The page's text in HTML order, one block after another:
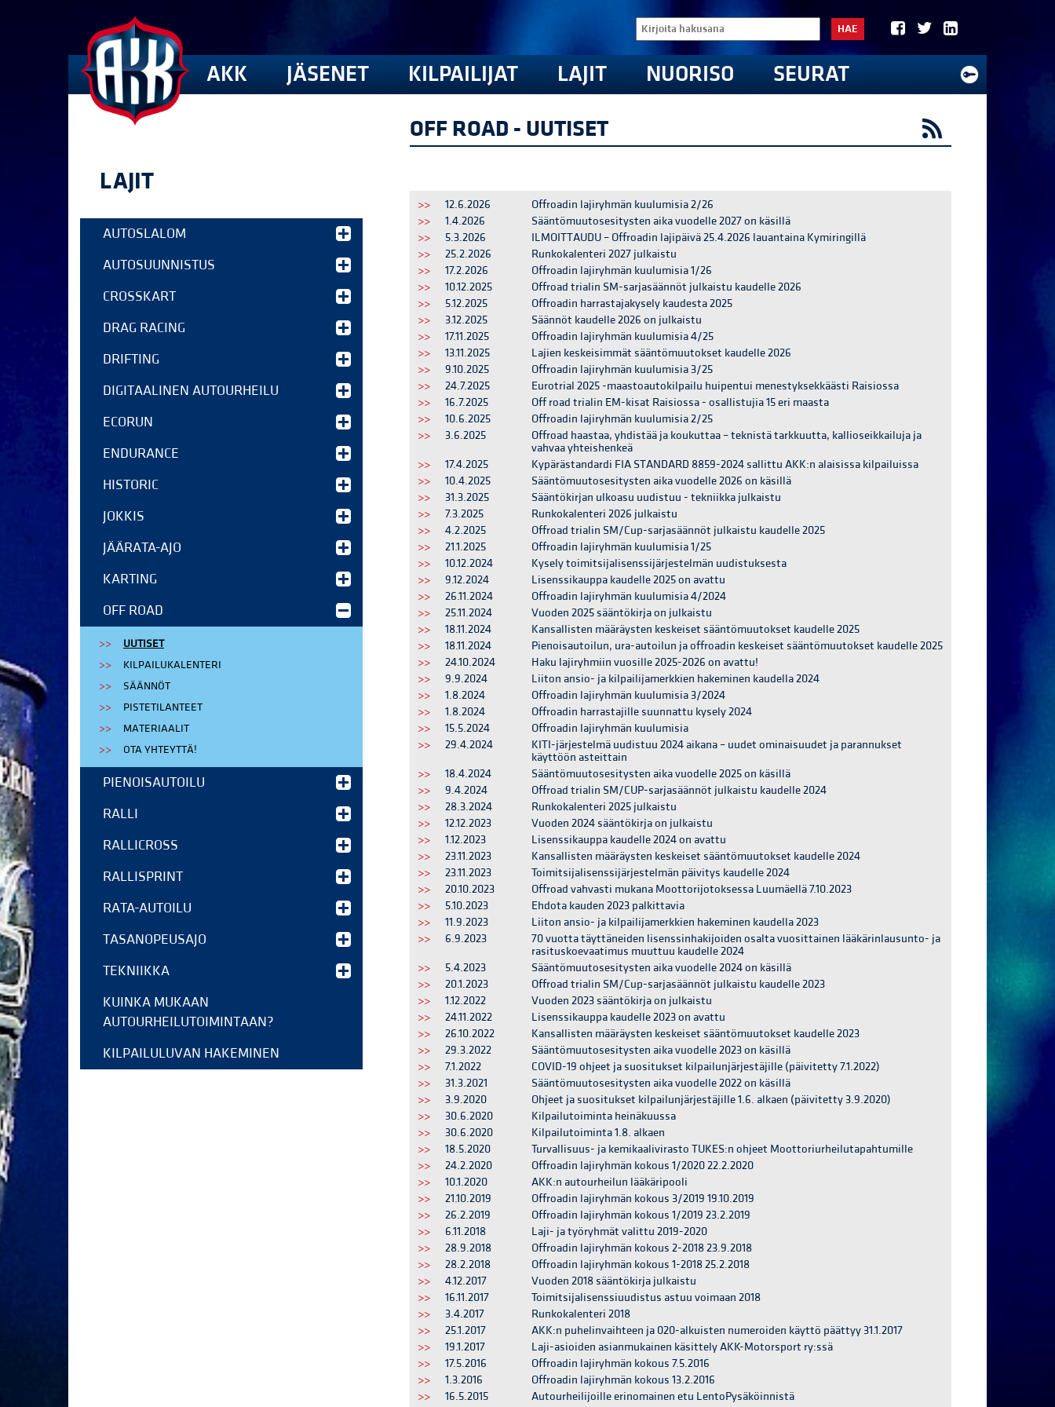
HAE
AKK JÄSENET KILPAILIJAT LAJIT NUORISO SEURAT
LAJIT
AUTOSLALOM
AUTOSUUNNISTUS
CROSSKART
DRAG RACING
DRIFTING
DIGITAALINEN AUTOURHEILU
ECORUN
ENDURANCE
HISTORIC
JOKKIS
JÄÄRATA-AJO
KARTING
OFF ROAD
UUTISET
KILPAILUKALENTERI
SÄÄNNÖT
PISTETILANTEET
MATERIAALIT
OTA YHTEYTTÄ!
PIENOISAUTOILU
RALLI
RALLICROSS
RALLISPRINT
RATA-AUTOILU
TASANOPEUSAJO
TEKNIIKKA
KUINKA MUKAAN
AUTOURHEILUTOIMINTAAN?
KILPAILULUVAN HAKEMINEN
OFF ROAD - UUTISET
>> 12.6.2026
Offroadin lajiryhmän kuulumisia 2/26
>>
1.4.2026
Sääntömuutosesitysten aika vuodelle 2027 on käsillä
>>
5.3.2026
ILMOITTAUDU – Offroadin lajipäivä 25.4.2026 lauantaina Kymiringillä
>>
25.2.2026
Runkokalenteri 2027 julkaistu
>>
17.2.2026
Offroadin lajiryhmän kuulumisia 1/26
>>
10.12.2025
Offroad trialin SM-sarjasäännöt julkaistu kaudelle 2026
>>
5.12.2025
Offroadin harrastajakysely kaudesta 2025
>>
3.12.2025
Säännöt kaudelle 2026 on julkaistu
>>
17.11.2025
Offroadin lajiryhmän kuulumisia 4/25
>>
13.11.2025
Lajien keskeisimmät sääntömuutokset kaudelle 2026
>>
9.10.2025
Offroadin lajiryhmän kuulumisia 3/25
>>
24.7.2025
Eurotrial 2025 -maastoautokilpailu huipentui menestyksekkäästi Raisiossa
>>
16.7.2025
Off road trialin EM-kisat Raisiossa - osallistujia 15 eri maasta
>>
10.6.2025
Offroadin lajiryhmän kuulumisia 2/25
>>
3.6.2025
Offroad haastaa, yhdistää ja koukuttaa – teknistä tarkkuutta, kallioseikkailuja ja
vahvaa yhteishenkeä
>>
17.4.2025
Kypärästandardi FIA STANDARD 8859-2024 sallittu AKK:n alaisissa kilpailuissa
>>
10.4.2025
Sääntömuutosesitysten aika vuodelle 2026 on käsillä
>>
31.3.2025
Sääntökirjan ulkoasu uudistuu - tekniikka julkaistu
>>
7.3.2025
Runkokalenteri 2026 julkaistu
>>
4.2.2025
Offroad trialin SM/Cup-sarjasäännöt julkaistu kaudelle 2025
>>
21.1.2025
Offroadin lajiryhmän kuulumisia 1/25
>>
10.12.2024
Kysely toimitsijalisenssijärjestelmän uudistuksesta
>>
9.12.2024
Lisenssikauppa kaudelle 2025 on avattu
>>
26.11.2024
Offroadin lajiryhmän kuulumisia 4/2024
>>
25.11.2024
Vuoden 2025 sääntökirja on julkaistu
>>
18.11.2024
Kansallisten määräysten keskeiset sääntömuutokset kaudelle 2025
>>
18.11.2024
Pienoisautoilun, ura-autoilun ja offroadin keskeiset sääntömuutokset kaudelle 2025
>>
24.10.2024
Haku lajiryhmiin vuosille 2025-2026 on avattu!
>>
9.9.2024
Liiton ansio- ja kilpailijamerkkien hakeminen kaudella 2024
>>
1.8.2024
Offroadin lajiryhmän kuulumisia 3/2024
>>
1.8.2024
Offroadin harrastajille suunnattu kysely 2024
>>
15.5.2024
Offroadin lajiryhmän kuulumisia
>>
29.4.2024
KITI-järjestelmä uudistuu 2024 aikana – uudet ominaisuudet ja parannukset
käyttöön asteittain
>>
18.4.2024
Sääntömuutosesitysten aika vuodelle 2025 on käsillä
>>
9.4.2024
Offroad trialin SM/CUP-sarjasäännöt julkaistu kaudelle 2024
>>
28.3.2024
Runkokalenteri 2025 julkaistu
>>
12.12.2023
Vuoden 2024 sääntökirja on julkaistu
>>
1.12.2023
Lisenssikauppa kaudelle 2024 on avattu
>>
23.11.2023
Kansallisten määräysten keskeiset sääntömuutokset kaudelle 2024
>>
23.11.2023
Toimitsijalisenssijärjestelmän päivitys kaudelle 2024
>>
20.10.2023
Offroad vahvasti mukana Moottorijotoksessa Luumäellä 7.10.2023
>>
5.10.2023
Ehdota kauden 2023 palkittavia
>>
11.9.2023
Liiton ansio- ja kilpailijamerkkien hakeminen kaudella 2023
>>
6.9.2023
70 vuotta täyttäneiden lisenssinhakijoiden osalta vuosittainen lääkärinlausunto- ja
rasituskoevaatimus muuttuu kaudelle 2024
>>
5.4.2023
Sääntömuutosesitysten aika vuodelle 2024 on käsillä
>>
20.1.2023
Offroad trialin SM/Cup-sarjasäännöt julkaistu kaudelle 2023
>>
1.12.2022
Vuoden 2023 sääntökirja on julkaistu
>>
24.11.2022
Lisenssikauppa kaudelle 2023 on avattu
>>
26.10.2022
Kansallisten määräysten keskeiset sääntömuutokset kaudelle 2023
>>
29.3.2022
Sääntömuutosesitysten aika vuodelle 2023 on käsillä
>>
7.1.2022
COVID-19 ohjeet ja suositukset kilpailunjärjestäjille (päivitetty 7.1.2022)
>>
31.3.2021
Sääntömuutosesitysten aika vuodelle 2022 on käsillä
>>
3.9.2020
Ohjeet ja suositukset kilpailunjärjestäjille 1.6. alkaen (päivitetty 3.9.2020)
>>
30.6.2020
Kilpailutoiminta heinäkuussa
>>
30.6.2020
Kilpailutoiminta 1.8. alkaen
>>
18.5.2020
Turvallisuus- ja kemikaalivirasto TUKES:n ohjeet Moottoriurheilutapahtumille
>>
24.2.2020
Offroadin lajiryhmän kokous 1/2020 22.2.2020
>>
10.1.2020
AKK:n autourheilun lääkäripooli
>>
21.10.2019
Offroadin lajiryhmän kokous 3/2019 19.10.2019
>>
26.2.2019
Offroadin lajiryhmän kokous 1/2019 23.2.2019
>>
6.11.2018
Laji- ja työryhmät valittu 2019-2020
>>
28.9.2018
Offroadin lajiryhmän kokous 2-2018 23.9.2018
>>
28.2.2018
Offroadin lajiryhmän kokous 1-2018 25.2.2018
>>
4.12.2017
Vuoden 2018 sääntökirja julkaistu
>>
16.11.2017
Toimitsijalisenssiuudistus astuu voimaan 2018
>>
3.4.2017
Runkokalenteri 2018
>>
25.1.2017
AKK:n puhelinvaihteen ja 020-alkuisten numeroiden käyttö päättyy 31.1.2017
>>
19.1.2017
Laji-asioiden asianmukainen käsittely AKK-Motorsport ry:ssä
>>
17.5.2016
Offroadin lajiryhmän kokous 7.5.2016
>>
1.3.2016
Offroadin lajiryhmän kokous 13.2.2016
>>
16.5.2015
Autourheilijoille erinomainen etu LentoPysäköinnistä